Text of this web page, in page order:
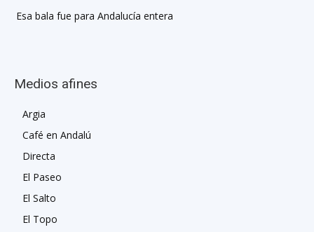
Esa bala fue para Andalucía entera
Medios afines
Argia
Café en Andalú
Directa
El Paseo
El Salto
El Topo